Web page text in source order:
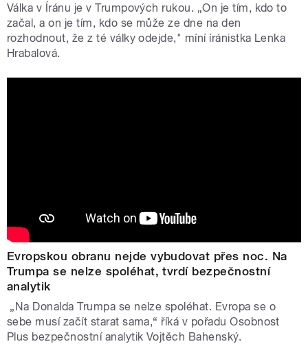
Válka v Íránu je v Trumpových rukou. „On je tím, kdo to
začal, a on je tím, kdo se může ze dne na den
rozhodnout, že z té války odejde," míní íránistka Lenka
Hrabalová.
Evropskou obranu nejde vybudovat přes noc. Na
Trumpa se nelze spoléhat, tvrdí bezpečnostní
analytik
„Na Donalda Trumpa se nelze spoléhat. Evropa se o
sebe musí začít starat sama,“ říká v pořadu Osobnost
Plus bezpečnostní analytik Vojtěch Bahenský.